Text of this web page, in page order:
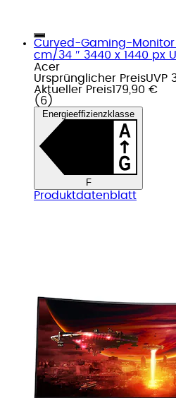
Curved-Gaming-Monitor
cm/34 ″ 3440 x 1440 px
Acer
Ursprünglicher PreisUVP
Aktueller Preis179,90 €
( 6 )
Energieeffizienzklasse
F
Produktdatenblatt